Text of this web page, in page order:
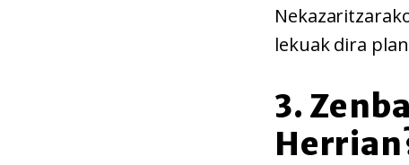
lekuak dira
3.